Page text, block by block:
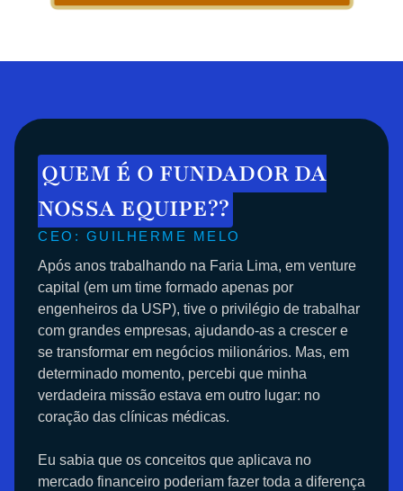
QUEM É O FUNDADOR DA
NOSSA EQUIPE??
CEO: GUILHERME MELO
Após anos trabalhando na Faria Lima, em venture
capital (em um time formado apenas por
engenheiros da USP), tive o privilégio de trabalhar
com grandes empresas, ajudando-as a crescer e
se transformar em negócios milionários. Mas, em
determinado momento, percebi que minha
verdadeira missão estava em outro lugar: no
coração das clínicas médicas.
Eu sabia que os conceitos que aplicava no
mercado financeiro poderiam fazer toda a diferença